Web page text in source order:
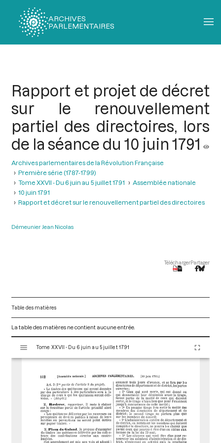
ARCHIVES
PARLEMENTAIRES
Rapport et projet de décret
sur le renouvellement
partiel des directoires, lors
de la séance du 10 juin 1791
Archives parlementaires de la Révolution Française
Première série (1787-1799)
Tome XXVII - Du 6 juin au 5 juillet 1791
Assemblée nationale
10 juin 1791
Rapport et décret sur le renouvellement partiel des directoires
Démeunier Jean Nicolas
TéléchargerPartager
Table des matières
La table des matières ne contient aucune entrée.
s
Tome XXVII - Du 6 juin au 5 juillet 1791